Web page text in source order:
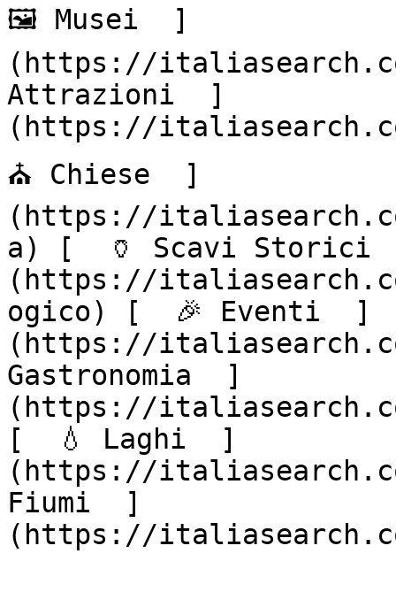
🖼️ Musei  ]
(https://
Attrazioni  ]
(https://
⛪ Chiese  ]
(https://
a) [  🏺 Scavi Storici
(https://
ogico) [  🎉 Eventi  ]
(https://
Gastronomia  ]
(https://
[  💧 Laghi  ]
(https://
Fiumi  ]
(https://